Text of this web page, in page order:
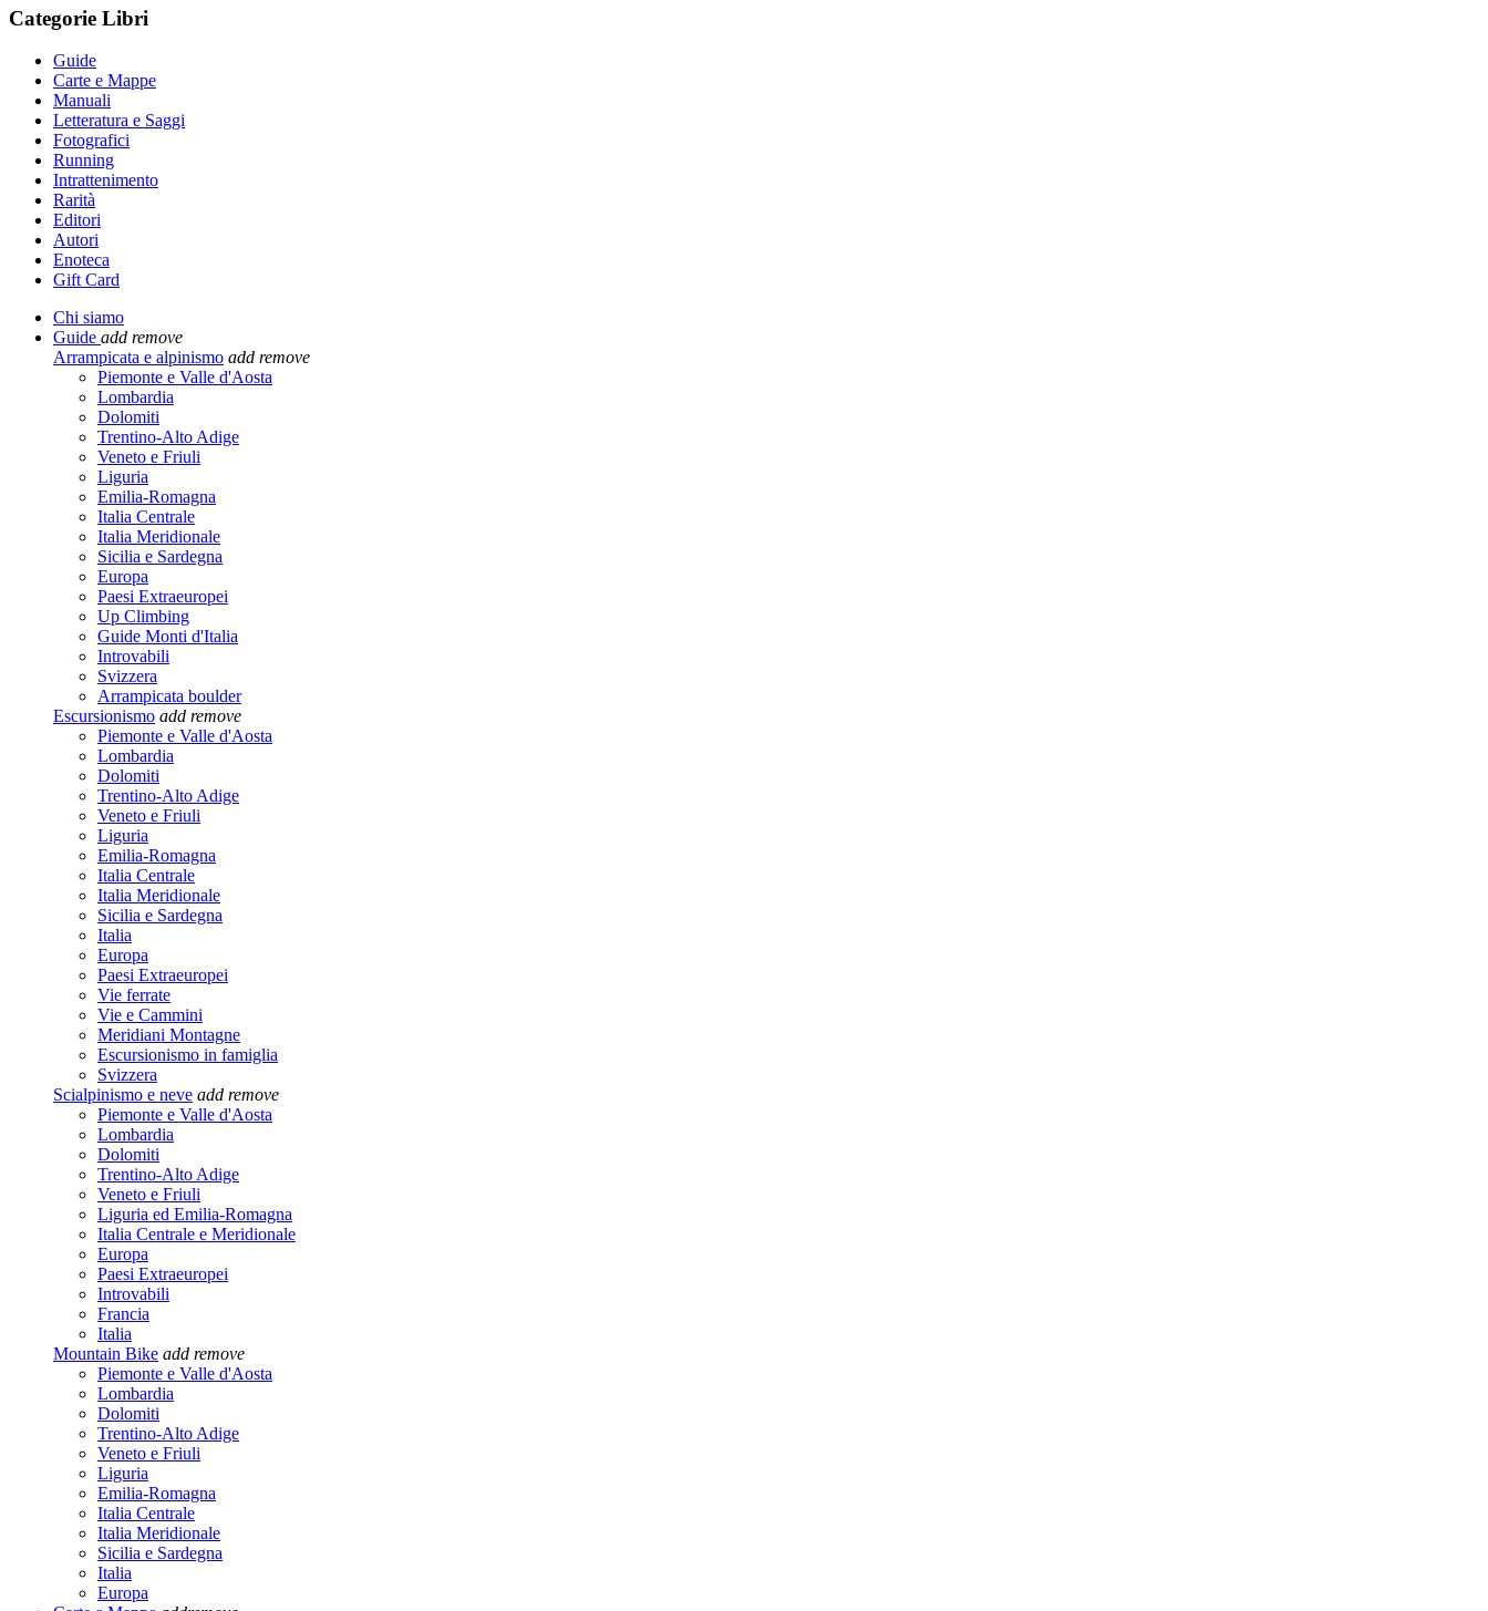
Categorie Libri
Guide
Carte e Mappe
Manuali
Letteratura e Saggi
Fotografici
Running
Intrattenimento
Rarità
Editori
Autori
Enoteca
Gift Card
Chi siamo
Guide add remove
Arrampicata e alpinismo add remove
Piemonte e Valle d'Aosta
Lombardia
Dolomiti
Trentino-Alto Adige
Veneto e Friuli
Liguria
Emilia-Romagna
Italia Centrale
Italia Meridionale
Sicilia e Sardegna
Europa
Paesi Extraeuropei
Up Climbing
Guide Monti d'Italia
Introvabili
Svizzera
Arrampicata boulder
Escursionismo add remove
Piemonte e Valle d'Aosta
Lombardia
Dolomiti
Trentino-Alto Adige
Veneto e Friuli
Liguria
Emilia-Romagna
Italia Centrale
Italia Meridionale
Sicilia e Sardegna
Italia
Europa
Paesi Extraeuropei
Vie ferrate
Vie e Cammini
Meridiani Montagne
Escursionismo in famiglia
Svizzera
Scialpinismo e neve add remove
Piemonte e Valle d'Aosta
Lombardia
Dolomiti
Trentino-Alto Adige
Veneto e Friuli
Liguria ed Emilia-Romagna
Italia Centrale e Meridionale
Europa
Paesi Extraeuropei
Introvabili
Francia
Italia
Mountain Bike add remove
Piemonte e Valle d'Aosta
Lombardia
Dolomiti
Trentino-Alto Adige
Veneto e Friuli
Liguria
Emilia-Romagna
Italia Centrale
Italia Meridionale
Sicilia e Sardegna
Italia
Europa